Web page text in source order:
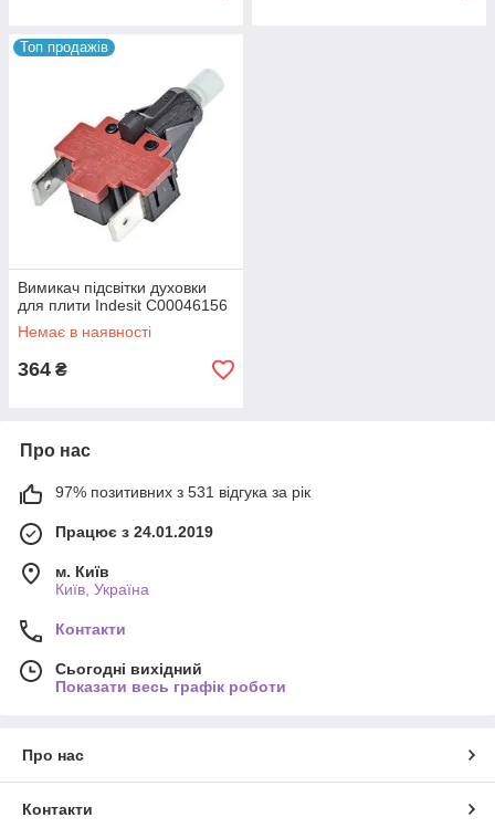
Топ продажів
Вимикач підсвітки духовки
для плити Indesit C00046156
Немає в наявності
364 ₴
Про нас
97% позитивних з 531 відгука за рік
Працює з 24.01.2019
м. Київ
Київ, Україна
Контакти
Сьогодні вихідний
Показати весь графік роботи
Про нас
Контакти